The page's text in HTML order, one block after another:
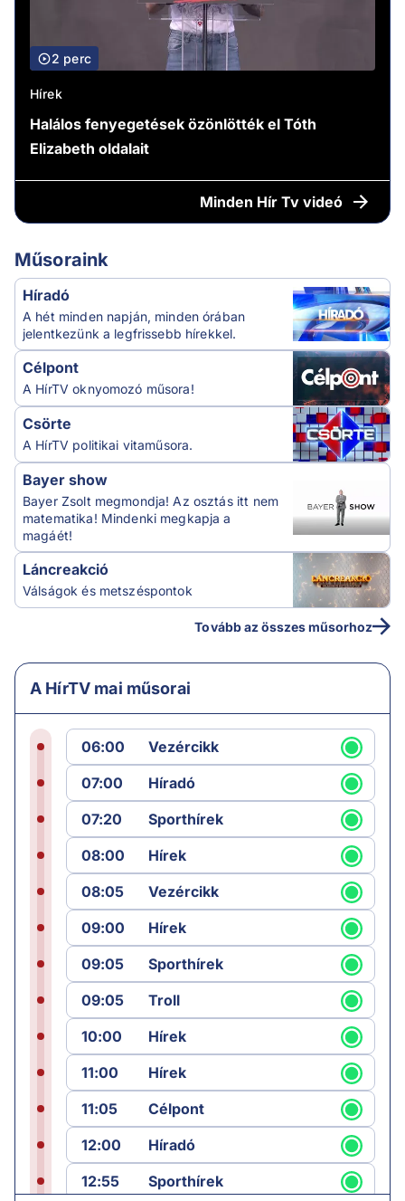
2 perc
Hírek
Halálos fenyegetések özönlötték el Tóth
Elizabeth oldalait
Minden Hír Tv videó
Műsoraink
Híradó
A hét minden napján, minden órában
jelentkezünk a legfrissebb hírekkel.
Célpont
A HírTV oknyomozó műsora!
Csörte
A HírTV politikai vitaműsora.
Bayer show
Bayer Zsolt megmondja! Az osztás itt nem
matematika! Mindenki megkapja a
magáét!
Láncreakció
Válságok és metszéspontok
Tovább az összes műsorhoz
A HírTV mai műsorai
06:00
Vezércikk
07:00
Híradó
07:20
Sporthírek
08:00
Hírek
08:05
Vezércikk
09:00
Hírek
09:05
Sporthírek
09:05
Troll
10:00
Hírek
11:00
Hírek
11:05
Célpont
12:00
Híradó
12:55
Sporthírek